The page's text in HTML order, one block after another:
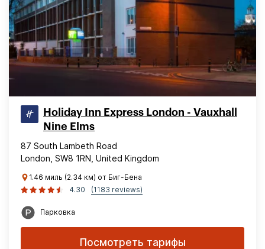
Holiday Inn Express London - Vauxhall
Nine Elms
87 South Lambeth Road
London, SW8 1RN, United Kingdom
1.46 миль (2.34 км) от Биг-Бена
4.30
(1183 reviews)
Парковка
Посмотреть тарифы